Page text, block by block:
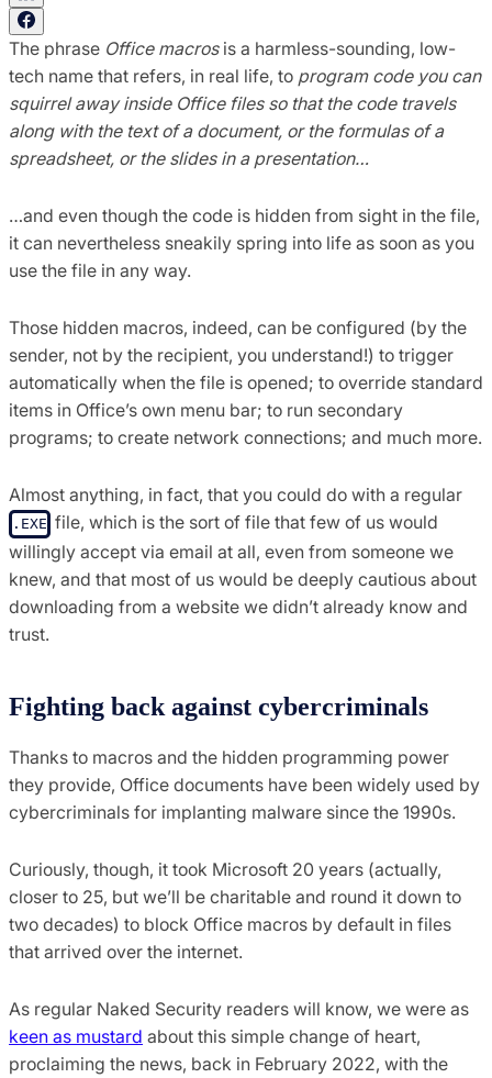
The phrase Office macrosis a harmless-sounding, low-
tech name that refers, in real life, to program code you can
squirrel away inside Office files so that the code travels
along with the text of a document, or the formulas of a
spreadsheet, or the slides in a presentation…
…and even though the code is hidden from sight in the file,
it can nevertheless sneakily spring into life as soon as you
use the file in any way.
Those hidden macros, indeed, can be configured (by the
sender, not by the recipient, you understand!) to trigger
automatically when the file is opened; to override standard
items in Office’s own menu bar; to run secondary
programs; to create network connections; and much more.
Almost anything, in fact, that you could do with a regular
.EXE file, which is the sort of file that few of us would
willingly accept via email at all, even from someone we
knew, and that most of us would be deeply cautious about
downloading from a website we didn’t already know and
trust.
Fighting back against cybercriminals
Thanks to macros and the hidden programming power
they provide, Office documents have been widely used by
cybercriminals for implanting malware since the 1990s.
Curiously, though, it took Microsoft 20 years (actually,
closer to 25, but we’ll be charitable and round it down to
two decades) to block Office macros by default in files
that arrived over the internet.
As regular Naked Security readers will know, we were as
keen as mustard about this simple change of heart,
proclaiming the news, back in February 2022, with the